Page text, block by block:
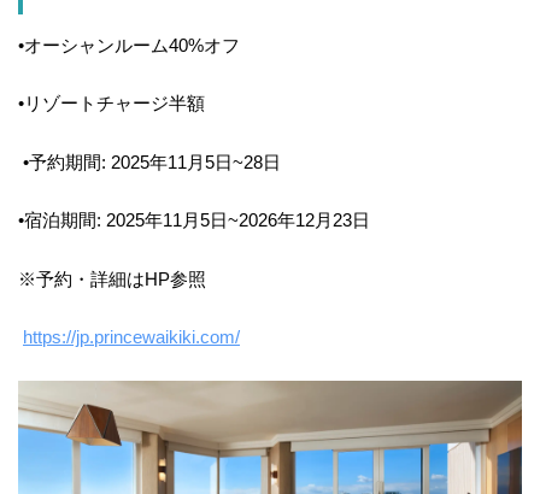
•オーシャンルーム40%オフ
•リゾートチャージ半額
•予約期間: 2025年11月5日~28日
•宿泊期間: 2025年11月5日~2026年12月23日
※予約・詳細はHP参照
https://jp.princewaikiki.com/